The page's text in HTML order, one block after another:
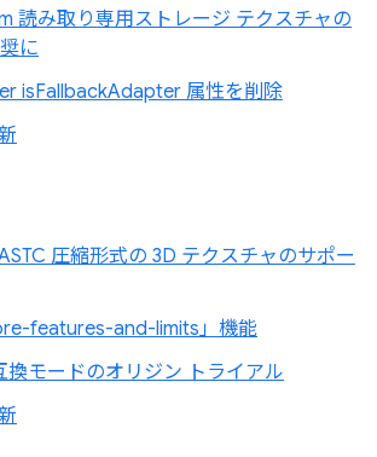
読み取り専用ストレージ テクスチャの
に
isFallbackAdapter 属性を削除
圧縮形式の 3D テクスチャのサポー
features-and-limits」機能
換モードのオリジン トライアル